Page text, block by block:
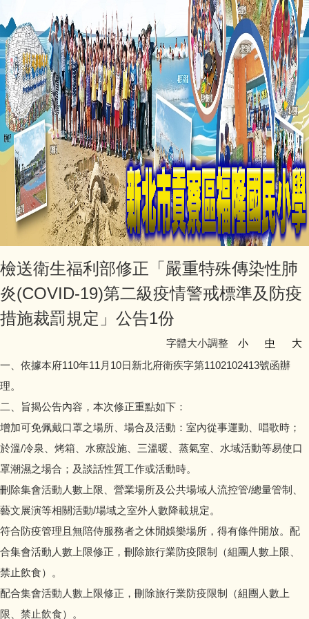
檢送衛生福利部修正「嚴重特殊傳染性肺
炎(COVID-19)第二級疫情警戒標準及防疫
措施裁罰規定」公告1份
字體大小調整 小 中
大
一、依據本府110年11月10日新北府衛疾字第1102102413號函辦
理。
二、旨揭公告內容，本次修正重點如下：
增加可免佩戴口罩之場所、場合及活動：室內從事運動、唱歌時；
於溫/冷泉、烤箱、水療設施、三溫暖、蒸氣室、水域活動等易使口
罩潮濕之場合；及談話性質工作或活動時。
刪除集會活動人數上限、營業場所及公共場域人流控管/總量管制、
藝文展演等相關活動/場域之室外人數降載規定。
符合防疫管理且無陪侍服務者之休閒娛樂場所，得有條件開放。配
合集會活動人數上限修正，刪除旅行業防疫限制（組團人數上限、
禁止飲食）。
配合集會活動人數上限修正，刪除旅行業防疫限制（組團人數上
限、禁止飲食）。